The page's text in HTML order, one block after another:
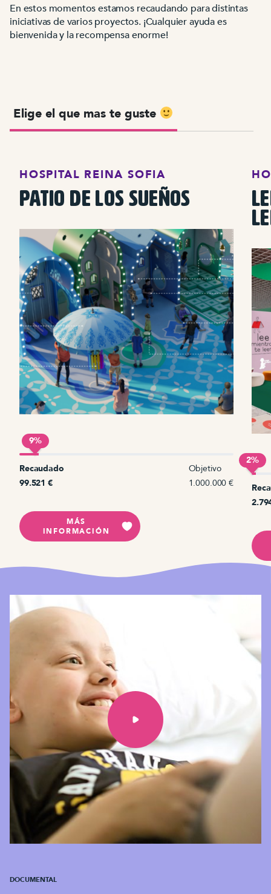
En estos momentos estamos recaudando para distintas
iniciativas de varios proyectos. ¡Cualquier ayuda es
bienvenida y la recompensa enorme!
Elige el que mas te guste
HOSPITAL REINA SOFIA
PATIO DE LOS SUEÑOS
9%
Recaudado
99.521 €
Objetivo
1.000.000 €
MÁS
INFORMACIÓN
2%
DOCUMENTAL